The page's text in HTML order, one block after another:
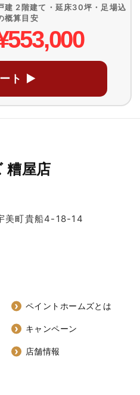
建 2階建て・延床30坪・足場込
概算目安
ト ▶
糟屋店
美町貴船4-18-14
ペイントホームズとは
キャンペーン
店舗情報